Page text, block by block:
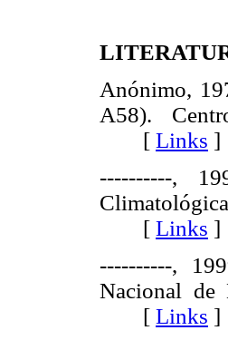
Anónimo,
A58).
[ Links ]
----------,
[ Links ]
----------,
Nacional de
[ Links ]